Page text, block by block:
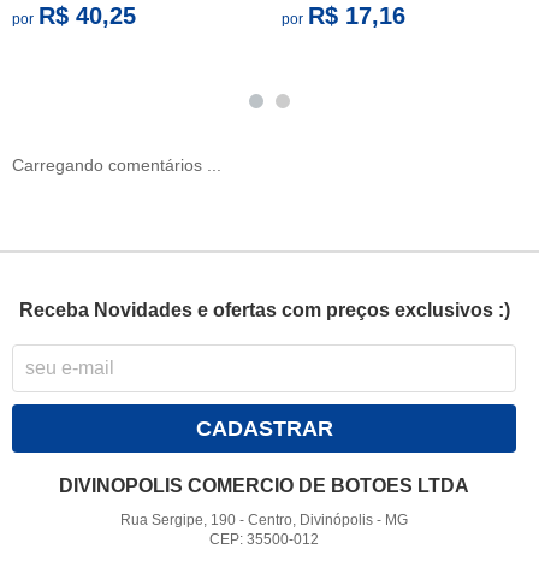
por R$ 40,25 por R$ 17,16
Carregando comentários ...
Receba Novidades e ofertas com preços exclusivos :)
CADASTRAR
DIVINOPOLIS COMERCIO DE BOTOES LTDA
Rua Sergipe, 190 -Centro, Divinópolis - MG
CEP: 35500-012